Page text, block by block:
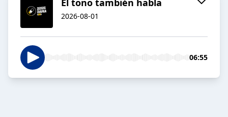
El tono también habla
2026-08-01
06:55